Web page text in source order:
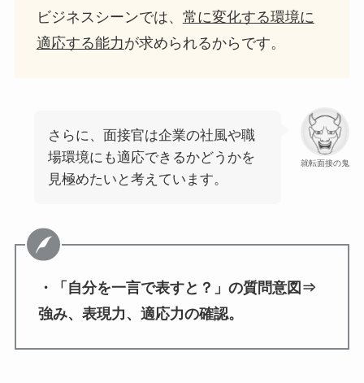
ビジネスシーンでは、 常に変化する環境に
適応する能力が求められるからです。
就転面接の鬼
さらに、面接官は企業の社風や職
場環境にも適応できるかどうかを
見極めたいと考えています。
・「自分を一言で表すと？」の質問意図⇒
強み、表現力、適応力の確認。